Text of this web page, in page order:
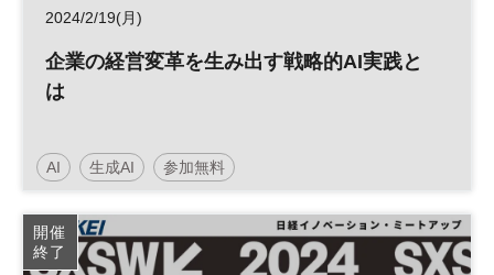
2024/2/19(月)
企業の経営変革を生み出す戦略的AI実践と
は
AI 生成AI 参加無料
日経メッセプレミアム・カンファレンス・シリーズ
プレミアム・カンファレンス・シリーズ
開催
終了